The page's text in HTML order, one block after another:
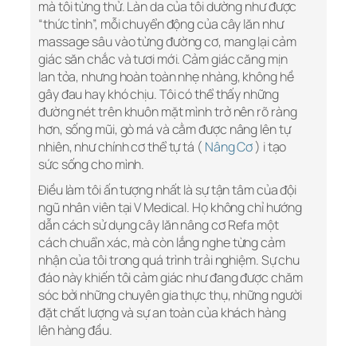
mà tôi từng thử. Làn da của tôi dường như được
“thức tỉnh”, mỗi chuyển động của cây lăn như
massage sâu vào từng đường cơ, mang lại cảm
giác săn chắc và tươi mới. Cảm giác căng mịn
lan tỏa, nhưng hoàn toàn nhẹ nhàng, không hề
gây đau hay khó chịu. Tôi có thể thấy những
đường nét trên khuôn mặt mình trở nên rõ ràng
hơn, sống mũi, gò má và cằm được nâng lên tự
nhiên, như chính cơ thể tự tá ( Nâng Cơ) i tạo
sức sống cho mình.
Điều làm tôi ấn tượng nhất là sự tận tâm của đội
ngũ nhân viên tại V Medical. Họ không chỉ hướng
dẫn cách sử dụng cây lăn nâng cơ Refa một
cách chuẩn xác, mà còn lắng nghe từng cảm
nhận của tôi trong quá trình trải nghiệm. Sự chu
đáo này khiến tôi cảm giác như đang được chăm
sóc bởi những chuyên gia thực thụ, những người
đặt chất lượng và sự an toàn của khách hàng
lên hàng đầu.